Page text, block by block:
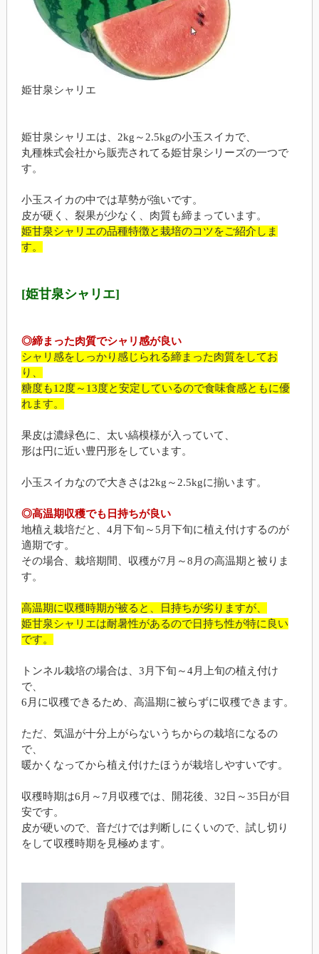
姫甘泉シャリエ
姫甘泉シャリエは、2kg～2.5kgの小玉スイカで、
丸種株式会社から販売されてる姫甘泉シリーズの一つで
す。
小玉スイカの中では草勢が強いです。
皮が硬く、裂果が少なく、肉質も締まっています。
姫甘泉シャリエの品種特徴と栽培のコツをご紹介しま
す。
[姫甘泉シャリエ]
◎締まった肉質でシャリ感が良い
シャリ感をしっかり感じられる締まった肉質をしてお
り、
糖度も12度～13度と安定しているので食味食感ともに優
れます。
果皮は濃緑色に、太い縞模様が入っていて、
形は円に近い豊円形をしています。
小玉スイカなので大きさは2kg～2.5kgに揃います。
◎高温期収穫でも日持ちが良い
地植え栽培だと、4月下旬～5月下旬に植え付けするのが
適期です。
その場合、栽培期間、収穫が7月～8月の高温期と被りま
す。
高温期に収穫時期が被ると、日持ちが劣りますが、
姫甘泉シャリエは耐暑性があるので日持ち性が特に良い
です。
トンネル栽培の場合は、3月下旬～4月上旬の植え付け
で、
6月に収穫できるため、高温期に被らずに収穫できます。
ただ、気温が十分上がらないうちからの栽培になるの
で、
暖かくなってから植え付けたほうが栽培しやすいです。
収穫時期は6月～7月収穫では、開花後、32日～35日が目
安です。
皮が硬いので、音だけでは判断しにくいので、試し切り
をして収穫時期を見極めます。